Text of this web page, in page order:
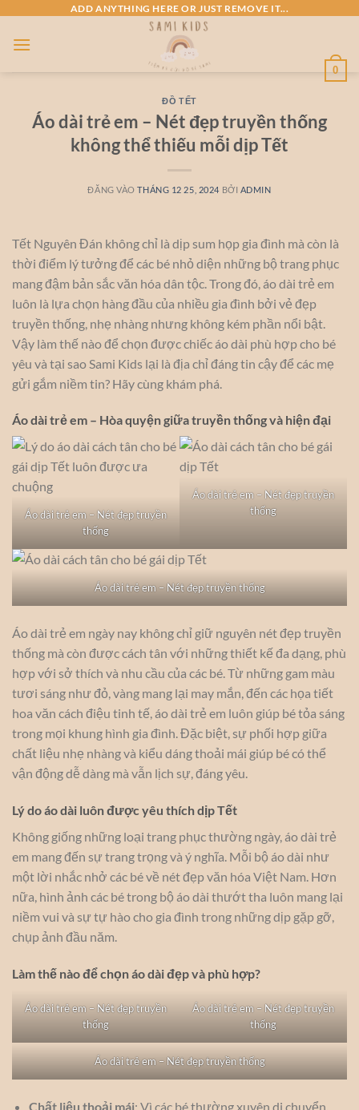
nội
dung
ADD ANYTHING HERE OR JUST REMOVE IT...
0
ĐỒ TẾT
Áo dài trẻ em – Nét đẹp truyền thống
không thể thiếu mỗi dịp Tết
ĐĂNG VÀOTHÁNG 12 25, 2024 BỞI ADMIN
Tết Nguyên Đán không chỉ là dịp sum họp gia đình mà còn là
thời điểm lý tưởng để các bé nhỏ diện những bộ trang phục
mang đậm bản sắc văn hóa dân tộc. Trong đó, áo dài trẻ em
luôn là lựa chọn hàng đầu của nhiều gia đình bởi vẻ đẹp
truyền thống, nhẹ nhàng nhưng không kém phần nổi bật.
Vậy làm thế nào để chọn được chiếc áo dài phù hợp cho bé
yêu và tại sao Sami Kids lại là địa chỉ đáng tin cậy để các mẹ
gửi gắm niềm tin? Hãy cùng khám phá.
Áo dài trẻ em – Hòa quyện giữa truyền thống và hiện đại
Áo dài trẻ em – Nét đẹp truyền
thống
Áo dài trẻ em – Nét đẹp truyền
thống
Áo dài trẻ em – Nét đẹp truyền thống
Áo dài trẻ em ngày nay không chỉ giữ nguyên nét đẹp truyền
thống mà còn được cách tân với những thiết kế đa dạng, phù
hợp với sở thích và nhu cầu của các bé. Từ những gam màu
tươi sáng như đỏ, vàng mang lại may mắn, đến các họa tiết
hoa văn cách điệu tinh tế, áo dài trẻ em luôn giúp bé tỏa sáng
trong mọi khung hình gia đình. Đặc biệt, sự phối hợp giữa
chất liệu nhẹ nhàng và kiểu dáng thoải mái giúp bé có thể
vận động dễ dàng mà vẫn lịch sự, đáng yêu.
Lý do áo dài luôn được yêu thích dịp Tết
Không giống những loại trang phục thường ngày, áo dài trẻ
em mang đến sự trang trọng và ý nghĩa. Mỗi bộ áo dài như
một lời nhắc nhở các bé về nét đẹp văn hóa Việt Nam. Hơn
nữa, hình ảnh các bé trong bộ áo dài thướt tha luôn mang lại
niềm vui và sự tự hào cho gia đình trong những dịp gặp gỡ,
chụp ảnh đầu năm.
Làm thế nào để chọn áo dài đẹp và phù hợp?
Áo dài trẻ em – Nét đẹp truyền
thống
Áo dài trẻ em – Nét đẹp truyền
thống
Áo dài trẻ em – Nét đẹp truyền thống
Chất liệu thoải mái: Vì các bé thường xuyên di chuyển,